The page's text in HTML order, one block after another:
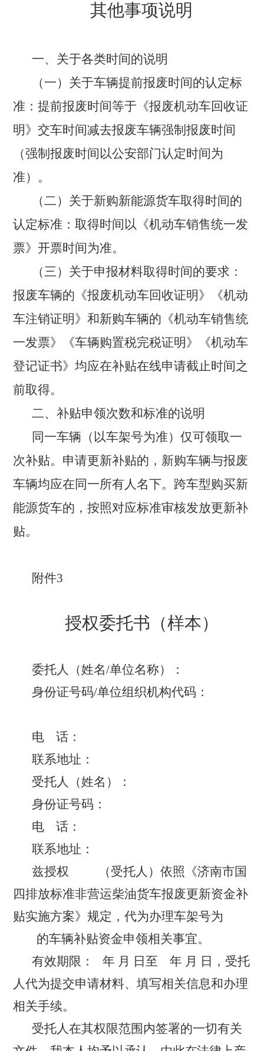
其他事项说明
一、关于各类时间的说明
（一）关于车辆提前报废时间的认定标
准： 提前报废时间等于《报废机动车回收证
明》交车时间减去报废车辆强制报废时间
（强制报废时间以公安部门认定时间为
准）。
（二）关于新购新能源货车取得时间的
认定标准： 取得时间以《机动车销售统一发
票》开票时间为准。
（三）关于申报材料取得时间的要求：
报废车辆的《报废机动车回收证明》《机动
车注销证明》和新购车辆的《机动车销售统
一发票》《车辆购置税完税证明》《机动车
登记证书》均应在补贴在线申请截止时间之
前取得。
二、补贴申领次数和标准的说明
同一车辆（以车架号为准）仅可领取一
次补贴。申请更新补贴的，新购车辆与报废
车辆均应在同一所有人名下。跨车型购买新
能源货车的，按照对应标准审核发放更新补
贴。
附件3
授权委托书（样本）
委托人（姓名/单位名称）：
身份证号码/单位组织机构代码：
电
话：
联系地址：
受托人（姓名）：
身份证号码：
电
话：
联系地址：
兹授权
（受托人）依照《济南市国
四排放标准非营运柴油货车报废更新资金补
贴实施方案》规定，代为办理车架号为
的车辆补贴资金申领相关事宜。
有效期限：
年 月 日至 年 月
日，受托
人代为提交申请材料、填写相关信息和办理
相关手续。
受托人在其权限范围内签署的一切有关